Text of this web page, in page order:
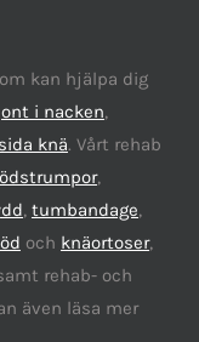
kan hjälpa dig
ont i nacken,
knä. Vårt rehab
,
, tumbandage,
och knäortoser,
rehab- och
även läsa mer